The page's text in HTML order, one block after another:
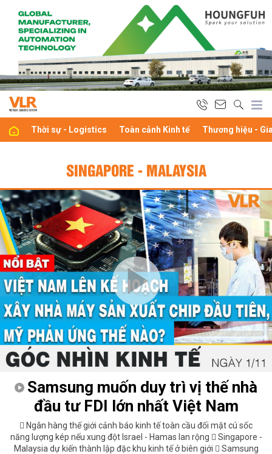
Thời sự - Logistics Toàn cảnh Kinh tế Thương hiệu -
SINGAPORE - MALAYSIA
Samsung muốn duy trì vị thế nhà
đầu tư FDI lớn nhất Việt Nam
 Ngân hàng thế giới cảnh báo kinh tế toàn cầu đối mặt cú sốc
năng lượng kép nếu xung đột Israel - Hamas lan rộng  Singapore -
Malaysia dự kiến thành lập đặc khu kinh tế ở biên giới  Samsung